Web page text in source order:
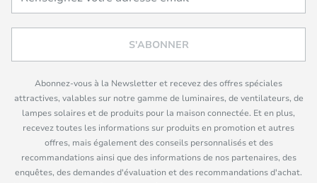
S'ABONNER
Abonnez-vous à la Newsletter et recevez des offres spéciales
attractives, valables sur notre gamme de luminaires, de ventilateurs, de
lampes solaires et de produits pour la maison connectée. Et en plus,
recevez toutes les informations sur produits en promotion et autres
offres, mais également des conseils personnalisés et des
recommandations ainsi que des informations de nos partenaires, des
enquêtes, des demandes d'évaluation et des recommandations d'achat.